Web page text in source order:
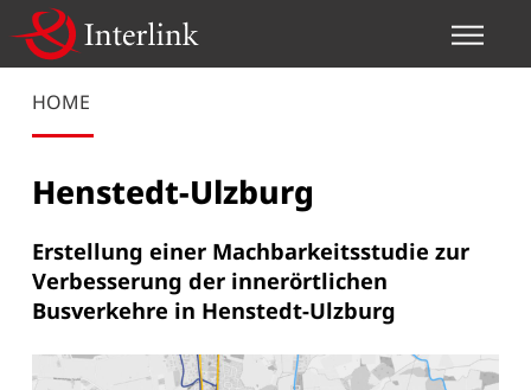
HOME
Henstedt-Ulzburg
Erstellung einer Machbarkeitsstudie zur
Verbesserung der innerörtlichen
Busverkehre in Henstedt-Ulzburg